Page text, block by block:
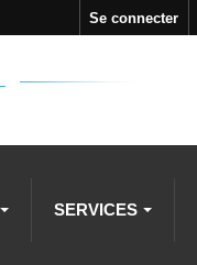
Se connecter
SERVICES